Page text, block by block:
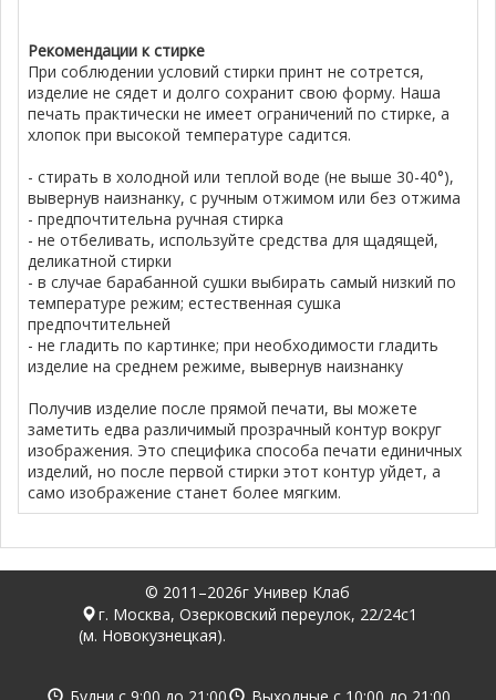
Рекомендации к стирке
При соблюдении условий стирки принт не сотрется,
изделие не сядет и долго сохранит свою форму. Наша
печать практически не имеет ограничений по стирке, а
хлопок при высокой температуре садится.
- стирать в холодной или теплой воде (не выше 30-40°),
вывернув наизнанку, с ручным отжимом или без отжима
- предпочтительна ручная стирка
- не отбеливать, используйте средства для щадящей,
деликатной стирки
- в случае барабанной сушки выбирать самый низкий по
температуре режим; естественная сушка
предпочтительней
- не гладить по картинке; при необходимости гладить
изделие на среднем режиме, вывернув наизнанку
Получив изделие после прямой печати, вы можете
заметить едва различимый прозрачный контур вокруг
изображения. Это специфика способа печати единичных
изделий, но после первой стирки этот контур уйдет, а
само изображение станет более мягким.
© 2011–2026г Универ Клаб
г. Москва, Озерковский переулок, 22/24с1
(м. Новокузнецкая).
Будни с 9:00 до 21:00 Выходные с 10:00 до 21:00